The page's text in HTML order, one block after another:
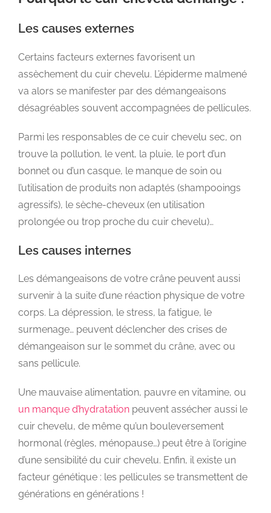
Les causes externes
Certains facteurs externes favorisent un
assèchement du cuir chevelu. L’épiderme malmené
va alors se manifester par des démangeaisons
désagréables souvent accompagnées de pellicules.
Parmi les responsables de ce cuir chevelu sec, on
trouve la pollution, le vent, la pluie, le port d’un
bonnet ou d’un casque, le manque de soin ou
l’utilisation de produits non adaptés (shampooings
agressifs), le sèche-cheveux (en utilisation
prolongée ou trop proche du cuir chevelu)…
Les causes internes
Les démangeaisons de votre crâne peuvent aussi
survenir à la suite d’une réaction physique de votre
corps. La dépression, le stress, la fatigue, le
surmenage… peuvent déclencher des crises de
démangeaison sur le sommet du crâne, avec ou
sans pellicule.
Une mauvaise alimentation, pauvre en vitamine, ou
un manque d’hydratation peuvent assécher aussi le
cuir chevelu, de même qu’un bouleversement
hormonal (règles, ménopause…) peut être à l’origine
d’une sensibilité du cuir chevelu. Enfin, il existe un
facteur génétique : les pellicules se transmettent de
générations en générations !